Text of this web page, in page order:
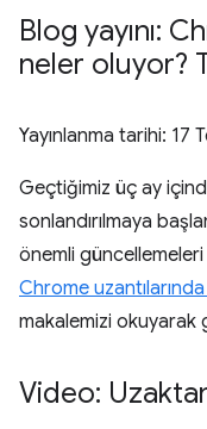
Blog yayını:
neler oluyor?
Yayınlanma tarihi: 17
Geçtiğimiz üç ay
sonlandırılmaya
önemli güncellemeleri
Chrome
makalemizi okuyarak
Video: